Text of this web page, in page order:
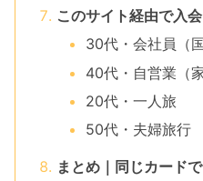
このサイト経由で入
30代・会社員（
40代・自営業（
20代・一人旅
50代・夫婦旅行
まとめ｜同じカード